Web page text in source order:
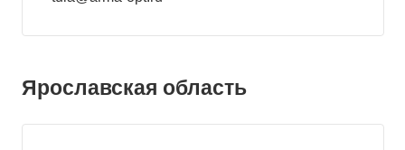
Ярославская область